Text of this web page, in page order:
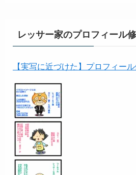
レッサー家のプロフィール
【実写に近づけた】プロフィー